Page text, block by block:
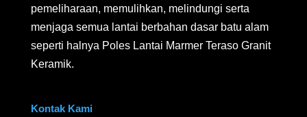
pemeliharaan, memulihkan, melindungi serta
menjaga semua lantai berbahan dasar batu alam
seperti halnya Poles Lantai Marmer Teraso Granit
Keramik.
Kontak Kami